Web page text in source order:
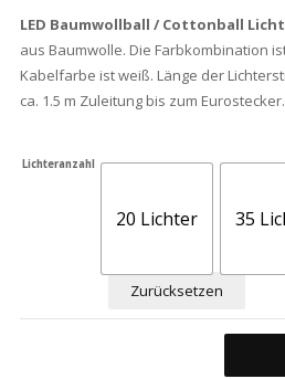
LED Baumwollball / Cottonball
aus Baumwolle. Die Farbkombination
Kabelfarbe ist weiß. Länge der
ca. 1.5 m Zuleitung bis zum
Lichteranzahl
20 Lichter 35
Zurücksetzen